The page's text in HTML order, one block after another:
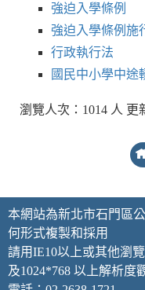
強迫入學條例
強迫入學條例施
行政執行法
國民中小學中途
瀏覽人次：1014 人 更
本網站為新北市石門區
何形式複製和採用
請用IE10以上或其他瀏
及1024*768 以上解析度